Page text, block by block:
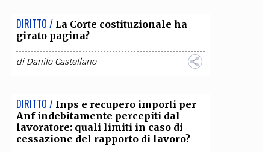
DIRITTO / La Corte costituzionale ha
girato pagina?
diDanilo Castellano
DIRITTO / Inps e recupero importi per
Anf indebitamente percepiti dal
lavoratore: quali limiti in caso di
cessazione del rapporto di lavoro?